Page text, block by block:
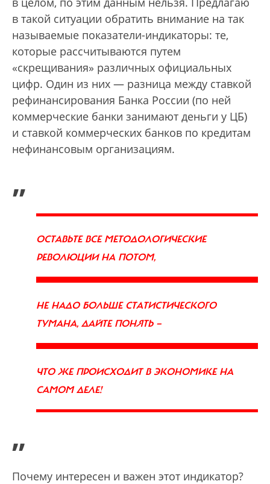
в такой ситуации обратить внимание на так
называемые показатели-индикаторы: те,
которые рассчитываются путем
«скрещивания» различных официальных
цифр. Один из них — разница между ставкой
рефинансирования Банка России (по ней
коммерческие банки занимают деньги у ЦБ)
и ставкой коммерческих банков по кредитам
нефинансовым организациям.
„
ОСТАВЬТЕ ВСЕ МЕТОДОЛОГИЧЕСКИЕ
РЕВОЛЮЦИИ НА ПОТОМ,
НЕ НАДО БОЛЬШЕ СТАТИСТИЧЕСКОГО
ТУМАНА, ДАЙТЕ ПОНЯТЬ —
ЧТО ЖЕ ПРОИСХОДИТ В ЭКОНОМИКЕ НА
САМОМ ДЕЛЕ!
”
Почему интересен и важен этот индикатор?